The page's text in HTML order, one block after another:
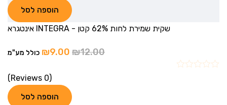
הוספה לסל
שקית שמירת לחות 62% קטן - INTEGRA אינטגרא
₪12.00
₪9.00 כולל מע"מ
(0 Reviews)
הוספה לסל